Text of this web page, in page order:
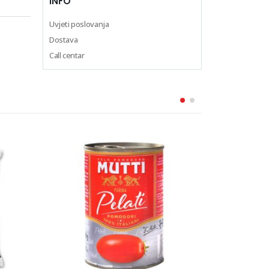
Uvjeti poslovanja
Dostava
Call centar